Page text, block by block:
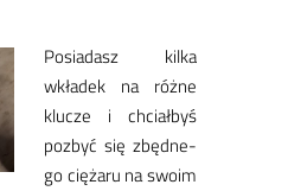
Po­sia­dasz kil­ka
wkła­dek na róż­ne
klu­cze i chciał­byś
po­zbyć się zbęd­ne­
go cię­ża­ru na swo­im